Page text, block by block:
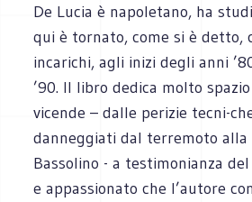
De Lucia è napoletano, ha
qui è tornato, come si è detto,
incarichi, agli inizi degli anni
’90. Il libro dedica molto
vicende – dalle perizie tecni-
danneggiati dal terremoto
Bassolino - a testimonianza
e appassionato che l’autore